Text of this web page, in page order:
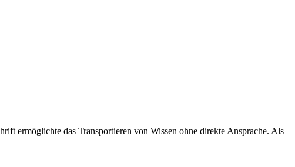
ermöglichte das Transportieren von Wissen ohne direkte Ansprache. Als